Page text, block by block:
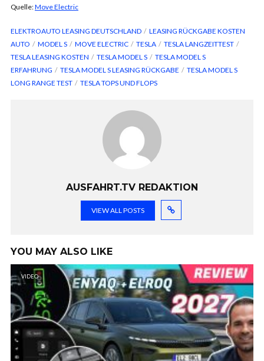
Quelle:Move Electric
ELEKTROAUTO LEASING DEUTSCHLAND
LEASING RÜCKGABE KOSTEN
AUTO
MODEL S MOVE ELECTRIC TESLA
TESLA LANGZEITTEST
TESLA LEASING KOSTEN
TESLA MODEL S
TESLA MODEL S
ERFAHRUNG
TESLA MODEL S LEASING RÜCKGABE
TESLA MODEL S
LONG RANGE TEST
TESLA TOPS UND FLOPS
AUSFAHRT.TV REDAKTION
VIEW ALL POSTS
YOU MAY ALSO LIKE
VIDEO